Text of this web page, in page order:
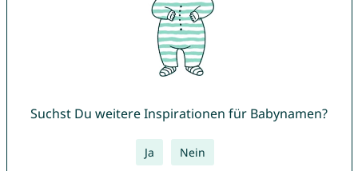
Suchst Du weitere Inspirationen für Babynamen?
Ja Nein